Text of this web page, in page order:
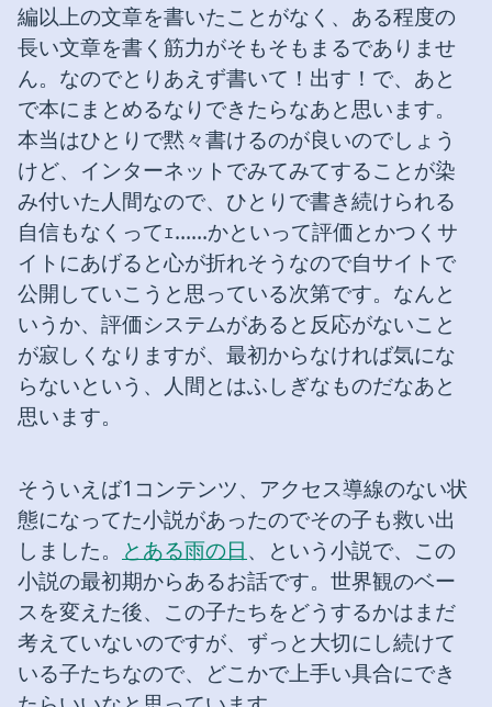
編以上の文章を書いたことがなく、ある程度の
長い文章を書く筋力がそもそもまるでありませ
ん。なのでとりあえず書いて！出す！で、あと
で本にまとめるなりできたらなあと思います。
本当はひとりで黙々書けるのが良いのでしょう
けど、インターネットでみてみてすることが染
み付いた人間なので、ひとりで書き続けられる
自信もなくってｪ……かといって評価とかつくサ
イトにあげると心が折れそうなので自サイトで
公開していこうと思っている次第です。なんと
いうか、評価システムがあると反応がないこと
が寂しくなりますが、最初からなければ気にな
らないという、人間とはふしぎなものだなあと
思います。
そういえば1コンテンツ、アクセス導線のない状
態になってた小説があったのでその子も救い出
しました。 とある雨の日、という小説で、この
小説の最初期からあるお話です。世界観のベー
スを変えた後、この子たちをどうするかはまだ
考えていないのですが、ずっと大切にし続けて
いる子たちなので、どこかで上手い具合にでき